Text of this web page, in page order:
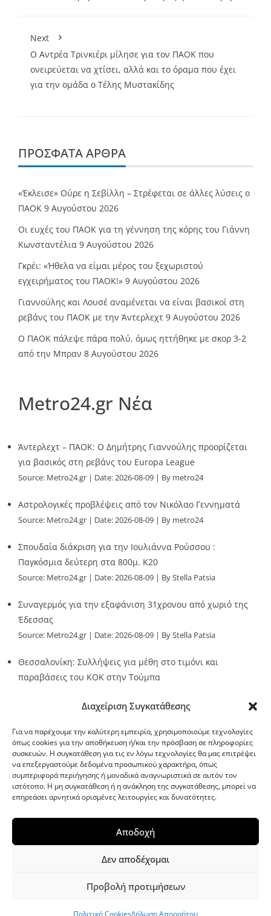
Διαχείριση Συγκατάθεσης
Για να παρέχουμε την καλύτερη εμπειρία, χρησιμοποιούμε τεχνολογίες
όπως cookies για την αποθήκευση ή/και την πρόσβαση σε πληροφορίες
συσκευών. Η συγκατάθεση για τις εν λόγω τεχνολογίες θα μας επιτρέψει
να επεξεργαστούμε δεδομένα προσωπικού χαρακτήρα, όπως
συμπεριφορά περιήγησης ή μοναδικά αναγνωριστικά σε αυτόν τον
ιστότοπο. Η μη συγκατάθεση ή η ανάκληση της συγκατάθεσης, μπορεί να
επηρεάσει αρνητικά ορισμένες λειτουργίες και δυνατότητες.
Αποδοχή
Δεν αποδέχομαι
Προβολή προτιμήσεων
Πολιτική CookiesΔήλωση Απορρήτου
Next
Ο Αντρέα Τρινκιέρι μίλησε για τον ΠΑΟΚ που
ονειρεύεται να χτίσει, αλλά και το όραμα που έχει
για την ομάδα ο Τέλης Μυστακίδης
ΠΡΌΣΦΑΤΑ ΆΡΘΡΑ
«Έκλεισε» Ούρε η Σεβίλλη – Στρέφεται σε άλλες λύσεις ο
ΠΑΟΚ 9 Αυγούστου 2026
Οι ευχές του ΠΑΟΚ για τη γέννηση της κόρης του Γιάννη
Κωνσταντέλια 9 Αυγούστου 2026
Γκρέι: «Ήθελα να είμαι μέρος του ξεχωριστού
εγχειρήματος του ΠΑΟΚ!» 9 Αυγούστου 2026
Γιαννούλης και Λουσέ αναμένεται να είναι βασικοί στη
ρεβάνς του ΠΑΟΚ με την Άντερλεχτ 9 Αυγούστου 2026
Ο ΠΑΟΚ πάλεψε πάρα πολύ, όμως ηττήθηκε με σκορ 3-2
από την Μπραν 8 Αυγούστου 2026
Metro24.gr Νέα
Άντερλεχτ – ΠΑΟΚ: Ο Δημήτρης Γιαννούλης προορίζεται
για βασικός στη ρεβάνς του Europa League
Source: Metro24.gr Date: 2026-08-09 By metro24
Αστρολογικές προβλέψεις από τον Νικόλαο Γεννηματά
Source: Metro24.gr Date: 2026-08-09 By metro24
Σπουδαία διάκριση για την Ιουλιάννα Ρούσσου :
Παγκόσμια δεύτερη στα 800μ. Κ20
Source: Metro24.gr Date: 2026-08-09 By Stella Patsia
Συναγερμός για την εξαφάνιση 31χρονου από χωριό της
Έδεσσας
Source: Metro24.gr Date: 2026-08-09 By Stella Patsia
Θεσσαλονίκη: Συλλήψεις για μέθη στο τιμόνι και
παραβάσεις του ΚΟΚ στην Τούμπα
G-point.gr
WordPress Theme|Viral Newsby HashThemes